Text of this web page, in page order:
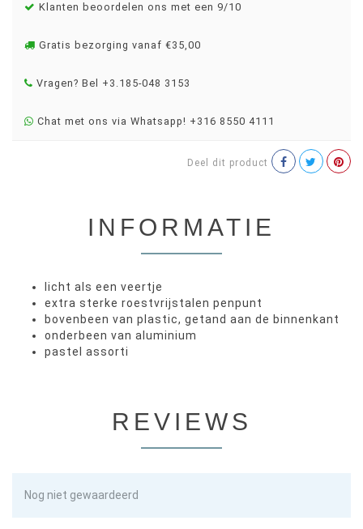
Klanten beoordelen ons met een 9/10
Gratis bezorging vanaf €35,00
Vragen? Bel +3.185-048 3153
Chat met ons via Whatsapp! +316 8550 4111
Deel dit product
INFORMATIE
licht als een veertje
extra sterke roestvrijstalen penpunt
bovenbeen van plastic, getand aan de binnenkant
onderbeen van aluminium
pastel assorti
REVIEWS
Nog niet gewaardeerd